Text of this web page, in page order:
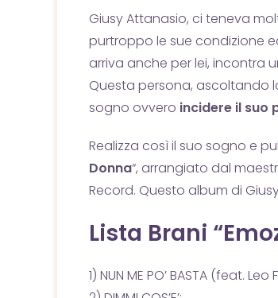
Giusy Attanasio, ci teneva
purtroppo le sue condizione
arriva anche per lei, incontra
Questa persona, ascoltando
sogno ovvero incidere il suo
Realizza così il suo sogno e
Donna“, arrangiato dal
Record. Questo album di
Lista Brani
1) NUN ME PO’ BASTA (feat. Leo